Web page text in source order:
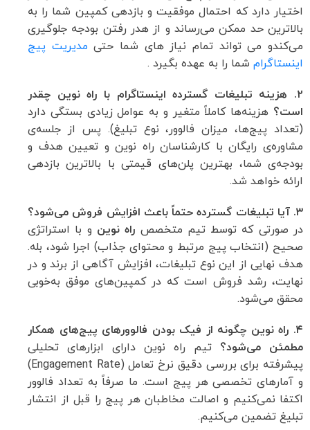
اختیار دارد که احتمال موفقیت و بازدهی کمپین شما را به
بالاترین حد ممکن می‌رساند و از هدر رفتن بودجه جلوگیری
می‌کندو می تواند تمام نیاز های شما حتی مدیریت پیج
اینستاگرام شما را به عهده بگیرد .
۲. هزینه تبلیغات گسترده اینستاگرام با راه نوین چقدر
است؟ هزینه‌ها کاملاً متغیر و به عوامل زیادی بستگی دارد
(تعداد پیج‌ها، میزان فالوور، نوع تبلیغ). پس از جلسه‌ی
مشاوره‌ی رایگان با کارشناسان راه نوین و تعیین هدف و
بودجه‌ی شما، بهترین پلن‌های قیمتی با بالاترین بازدهی
ارائه خواهد شد.
۳. آیا تبلیغات گسترده حتماً باعث افزایش فروش می‌شود؟
در صورتی که توسط تیم متخصص راه نوین و با استراتژی
صحیح (انتخاب پیج مرتبط و محتوای جذاب) اجرا شود، بله.
هدف نهایی از این نوع تبلیغات، افزایش آگاهی از برند و در
نهایت، رشد فروش است که در کمپین‌های موفق به‌خوبی
محقق می‌شود.
۴. راه نوین چگونه از فیک بودن فالوورهای پیج‌های همکار
مطمئن می‌شود؟ تیم راه نوین دارای ابزارهای تحلیلی
پیشرفته برای بررسی دقیق نرخ تعامل (Engagement Rate)
و آمارهای تخصصی هر پیج است. ما صرفاً به تعداد فالوور
اکتفا نمی‌کنیم و اصالت مخاطبان هر پیج را قبل از انتشار
تبلیغ تضمین می‌کنیم.